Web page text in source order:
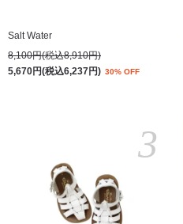
Salt Water
8,100円(税込8,910円)
5,670円(税込6,237円) 30% OFF
3